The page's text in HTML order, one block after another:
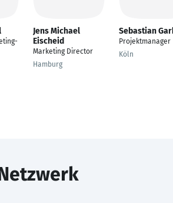
Jens Michael
Eischeid
Marketing Director
Hamburg
Sebastian
Projektmanager
Köln